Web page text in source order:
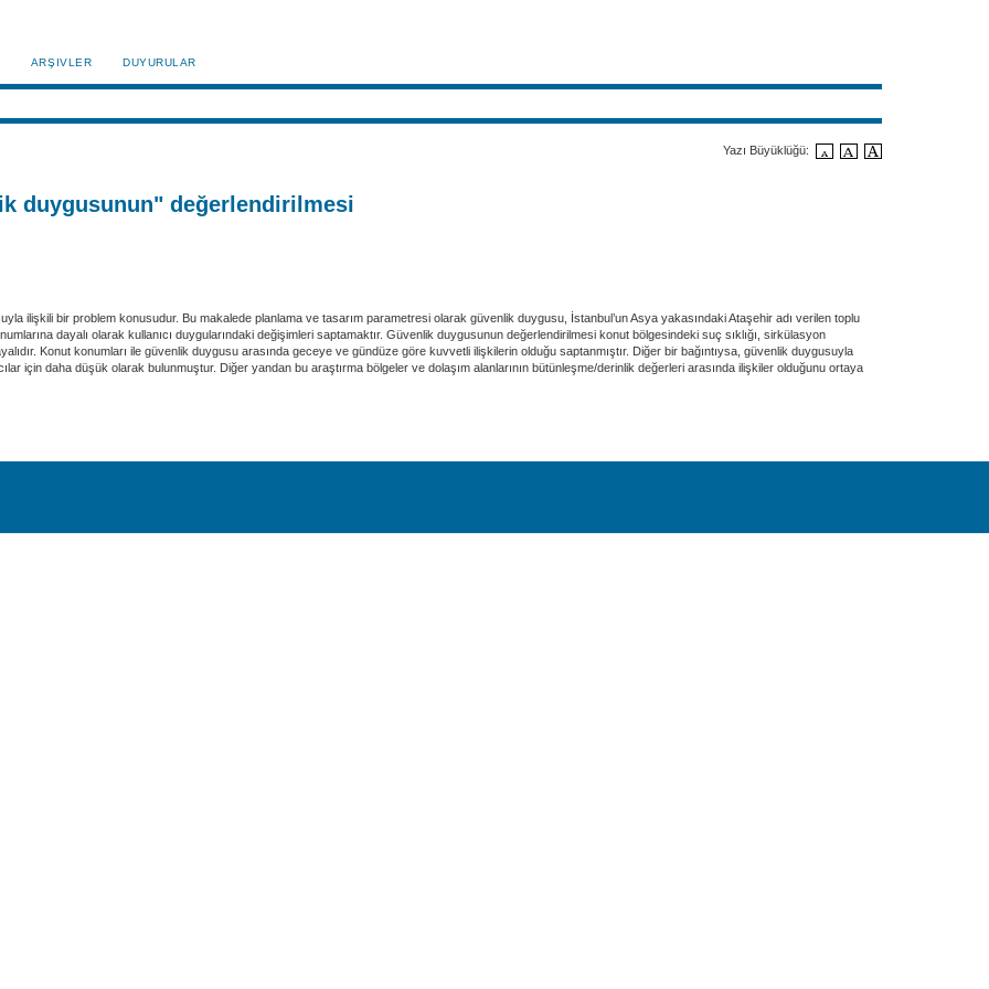
ARŞIVLER DUYURULAR
Yazı Büyüklüğü:
duygusunun" değerlendirilmesi
ilişkili bir problem konusudur. Bu makalede planlama ve tasarım parametresi olarak güvenlik duygusu, İstanbul’un Asya yakasındaki Ataşehir adı verilen toplu
dayalı olarak kullanıcı duygularındaki değişimleri saptamaktır. Güvenlik duygusunun değerlendirilmesi konut bölgesindeki suç sıklığı, sirkülasyon
Konut konumları ile güvenlik duygusu arasında geceye ve gündüze göre kuvvetli ilişkilerin olduğu saptanmıştır. Diğer bir bağıntıysa, güvenlik duygusuyla
için daha düşük olarak bulunmuştur. Diğer yandan bu araştırma bölgeler ve dolaşım alanlarının bütünleşme/derinlik değerleri arasında ilişkiler olduğunu ortaya